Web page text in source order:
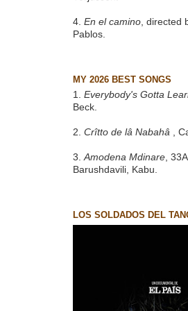
4. En el camino , directed
Pablos.
MY 2026 BEST SONGS
1. Everybody's Gotta
Beck.
2. Crîtto de lâ Nabahâ ,
3.Amodena Mdinare,
Barushdavili, Kabu.
LOS SOLDADOS DEL